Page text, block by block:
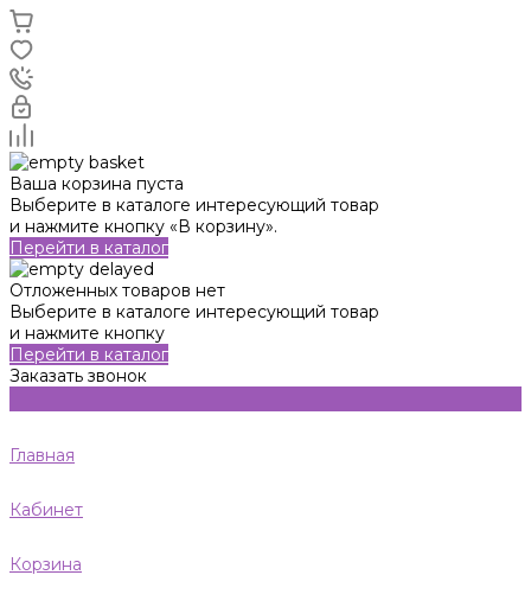
Ваша корзина пуста
Выберите в каталоге интересующий товар
и нажмите кнопку «В корзину».
Перейти в каталог
Отложенных товаров нет
Выберите в каталоге интересующий товар
и нажмите кнопку
Перейти в каталог
Заказать звонок
Главная
Кабинет
Корзина